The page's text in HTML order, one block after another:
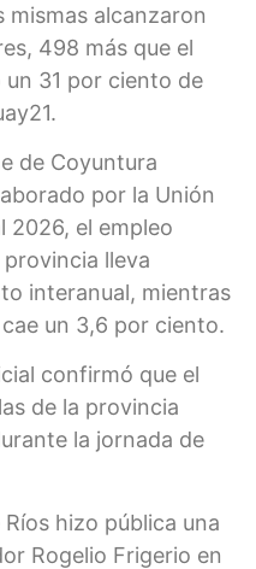
mismas alcanzaron
498 más que el
31 por ciento de
de Coyuntura
por la Unión
2026, el empleo
lleva
interanual, mientras
un 3,6 por ciento.
confirmó que el
de la provincia
la jornada de
hizo pública una
Rogelio Frigerio en